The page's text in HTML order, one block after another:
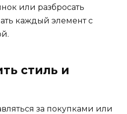
или разбросать
каждый элемент с
стиль и
за покупками или